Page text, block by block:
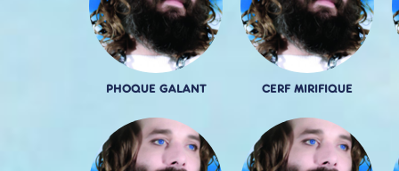
PHOQUE GALANT CERF MIRIFIQUE